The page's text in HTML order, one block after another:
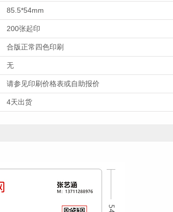
85.5*54mm
200张起印
合版正常四色印刷
无
请参见印刷价格表或自助报价
4天出货